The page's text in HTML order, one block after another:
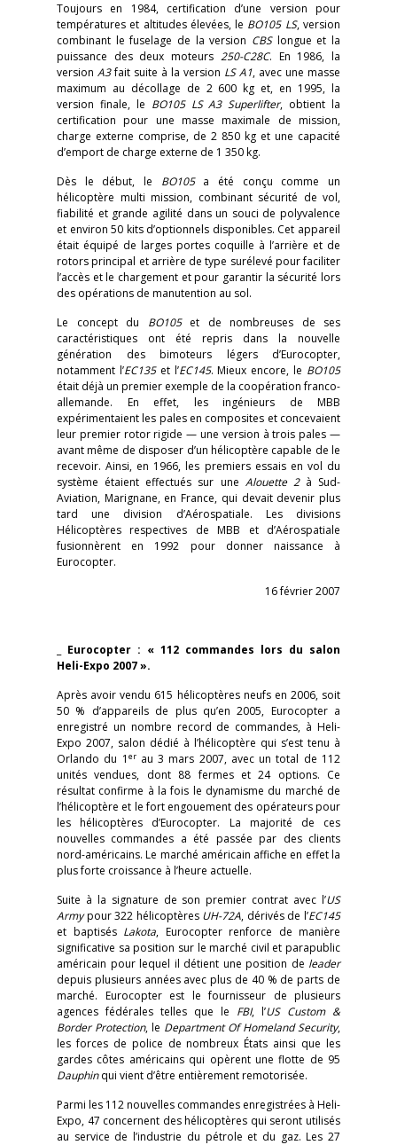
Toujours en 1984, certification d’une version pour
températures et altitudes élevées, le BO105 LS, version
combinant le fuselage de la version CBS longue et la
puissance des deux moteurs 250-C28C. En 1986, la
version A3fait suite à la version LS A1, avec une masse
maximum au décollage de 2 600 kg et, en 1995, la
version finale, le BO105 LS A3 Superlifter, obtient la
certification pour une masse maximale de mission,
charge externe comprise, de 2 850 kg et une capacité
d’emport de charge externe de 1 350 kg.
Dès le début, le BO105 a été conçu comme un
hélicoptère multi mission, combinant sécurité de vol,
fiabilité et grande agilité dans un souci de polyvalence
et environ 50 kits d’optionnels disponibles. Cet appareil
était équipé de larges portes coquille à l’arrière et de
rotors principal et arrière de type surélevé pour faciliter
l’accès et le chargement et pour garantir la sécurité lors
des opérations de manutention au sol.
Le concept du BO105 et de nombreuses de ses
caractéristiques ont été repris dans la nouvelle
génération des bimoteurs légers d’Eurocopter,
notamment l’EC135 et l’EC145. Mieux encore, le BO105
était déjà un premier exemple de la coopération franco-
allemande. En effet, les ingénieurs de MBB
expérimentaient les pales en composites et concevaient
leur premier rotor rigide — une version à trois pales —
avant même de disposer d’un hélicoptère capable de le
recevoir. Ainsi, en 1966, les premiers essais en vol du
système étaient effectués sur une Alouette 2 à Sud-
Aviation, Marignane, en France, qui devait devenir plus
tard une division d’Aérospatiale. Les divisions
Hélicoptères respectives de MBB et d’Aérospatiale
fusionnèrent en 1992 pour donner naissance à
Eurocopter.
16 février 2007
Eurocopter : « 112 commandes lors du salon
Heli-Expo 2007 ».
Après avoir vendu 615 hélicoptères neufs en 2006, soit
50 % d’appareils de plus qu’en 2005, Eurocopter a
enregistré un nombre record de commandes, à Heli-
Expo 2007, salon dédié à l’hélicoptère qui s’est tenu à
Orlando du 1 erau 3 mars 2007, avec un total de 112
unités vendues, dont 88 fermes et 24 options. Ce
résultat confirme à la fois le dynamisme du marché de
l’hélicoptère et le fort engouement des opérateurs pour
les hélicoptères d’Eurocopter. La majorité de ces
nouvelles commandes a été passée par des clients
nord-américains. Le marché américain affiche en effet la
plus forte croissance à l’heure actuelle.
Suite à la signature de son premier contrat avec l’US
Armypour 322 hélicoptères UH-72A, dérivés de l’EC145
et baptisés Lakota, Eurocopter renforce de manière
significative sa position sur le marché civil et parapublic
américain pour lequel il détient une position de leader
depuis plusieurs années avec plus de 40 % de parts de
marché. Eurocopter est le fournisseur de plusieurs
agences fédérales telles que le FBI, l’US Custom &
Border Protection, le Department Of Homeland Security,
les forces de police de nombreux États ainsi que les
gardes côtes américains qui opèrent une flotte de 95
Dauphinqui vient d’être entièrement remotorisée.
Parmi les 112 nouvelles commandes enregistrées à Heli-
Expo, 47 concernent des hélicoptères qui seront utilisés
au service de l’industrie du pétrole et du gaz. Les 27